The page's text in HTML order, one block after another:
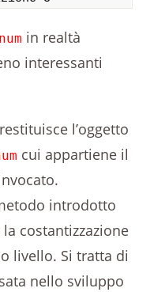
in realtà
interessanti
l’oggetto
cui appartiene il
introdotto
costantizzazione
livello. Si tratta di
nello sviluppo